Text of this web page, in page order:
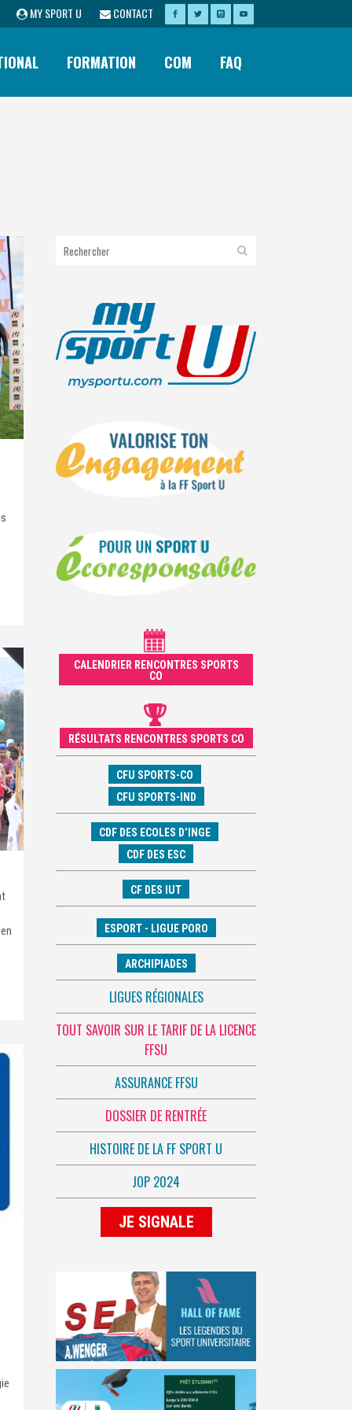
MY SPORT U CONTACT
FORMATION COM FAQ
CALENDRIER RENCONTRES SPORTS
CO
RÉSULTATS RENCONTRES SPORTS CO
CFU SPORTS-CO
CFU SPORTS-IND
CDF DES ECOLES D’INGE
CDF DES ESC
CF DES IUT
ESPORT - LIGUE PORO
ARCHIPIADES
LIGUES RÉGIONALES
TOUT SAVOIR SUR LE TARIF DE LA LICENCE
FFSU
ASSURANCE FFSU
DOSSIER DE RENTRÉE
HISTOIRE DE LA FF SPORT U
JOP 2024
JE SIGNALE